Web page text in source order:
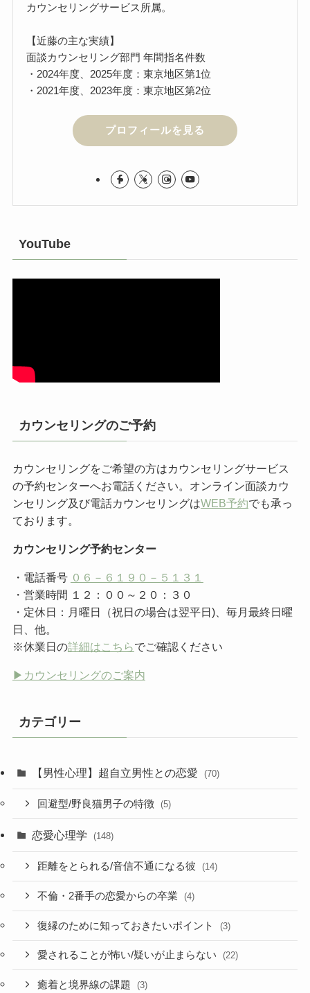
カウンセリングサービス所属。
【近藤の主な実績】
面談カウンセリング部門 年間指名件数
・2024年度、2025年度：東京地区第1位
・2021年度、2023年度：東京地区第2位
プロフィールを見る
YouTube
カウンセリングのご予約
カウンセリングをご希望の方はカウンセリングサービス
の予約センターへお電話ください。オンライン面談カウ
ンセリング及び電話カウンセリングはWEB予約でも承っ
ております。
カウンセリング予約センター
・電話番号 ０６－６１９０－５１３１
・営業時間 １２：００～２０：３０
・定休日：月曜日（祝日の場合は翌平日)、毎月最終日曜
日、他。
※休業日の詳細はこちらでご確認ください
▶︎カウンセリングのご案内
カテゴリー
【男性心理】超自立男性との恋愛 (70)
回避型/野良猫男子の特徴 (5)
恋愛心理学 (148)
距離をとられる/音信不通になる彼 (14)
不倫・2番手の恋愛からの卒業 (4)
復縁のために知っておきたいポイント (3)
愛されることが怖い/疑いが止まらない (22)
癒着と境界線の課題 (3)